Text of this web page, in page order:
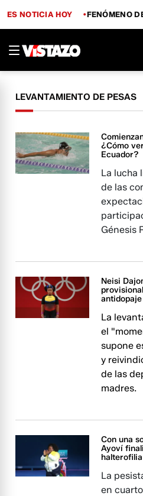
ES NOTICIA HOY FENÓMENO
LEVANTAMIENTO DE PESAS
¿Cómo
Ecuador?
La lucha
de las
Génesis
Neisi
antidopaje
La
el
supone
y
de las
madres.
Con una
Ayoví
La
en